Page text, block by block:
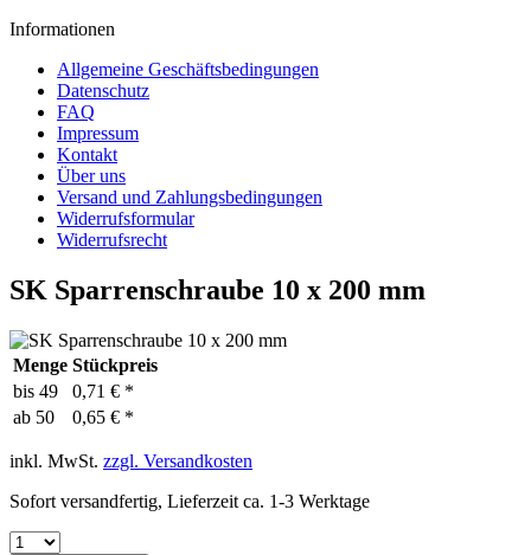
Informationen
Allgemeine Geschäftsbedingungen
Datenschutz
FAQ
Impressum
Kontakt
Über uns
Versand und Zahlungsbedingungen
Widerrufsformular
Widerrufsrecht
SK Sparrenschraube 10 x 200 mm
Menge Stückpreis
bis 49
0,71 € *
ab 50 0,65 € *
inkl. MwSt. zzgl. Versandkosten
Sofort versandfertig, Lieferzeit ca. 1-3 Werktage